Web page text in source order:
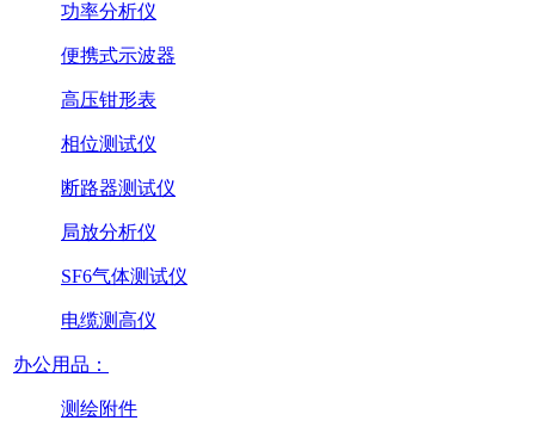
功率分析仪
便携式示波器
高压钳形表
相位测试仪
断路器测试仪
局放分析仪
SF6气体测试仪
电缆测高仪
办公用品：
测绘附件